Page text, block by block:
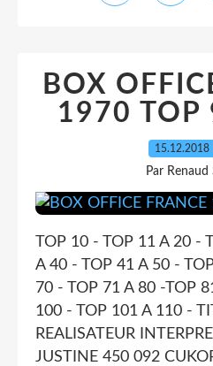
BOX
1970 TOP
15.12.2018
Par Renaud
TOP 10 - TOP 11 A 20 -
A 40 - TOP 41 A 50 -
70 - TOP 71 A 80 -TOP
100 - TOP 101 A 110 -
REALISATEUR
JUSTINE 450 092